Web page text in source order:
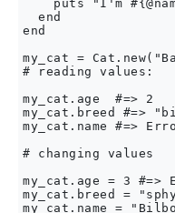
puts "I'm
  end
end
my_cat =
# reading values:
my_cat.age  #=> 2
my_cat.breed #=>
my_cat.name #=>
# changing values
my_cat.age = 3 #=>
my_cat.breed =
my_cat.name =